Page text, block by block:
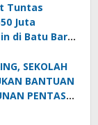
Tuntas
Juta
di Batu Bara:
SEKOLAH
BANTUAN
PENTAS